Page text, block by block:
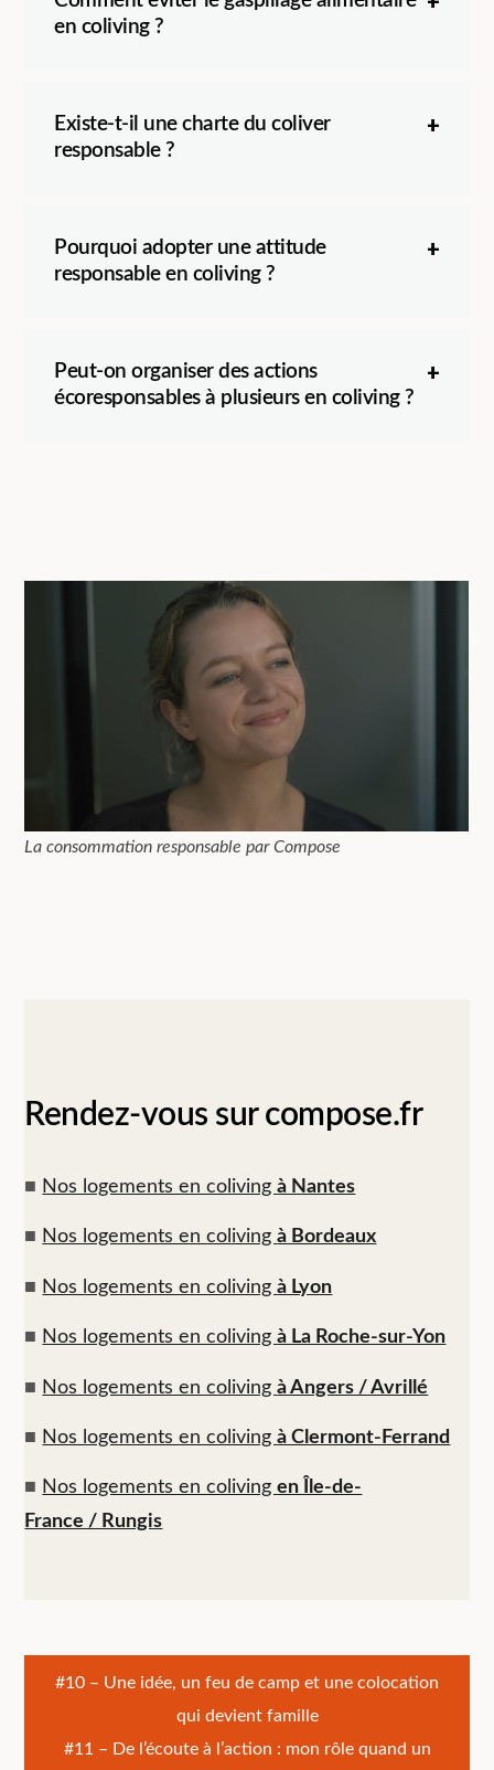
en coliving ?
Existe-t-il une charte du coliver
responsable ?
Pourquoi adopter une attitude
responsable en coliving ?
Peut-on organiser des actions
écoresponsables à plusieurs en coliving ?
La consommation responsable par Compose
Rendez-vous sur compose.fr
■ Nos logements en colivingà Nantes
■ Nos logements en colivingà Bordeaux
■ Nos logements en colivingà Lyon
■ Nos logements en colivingà La Roche-sur-Yon
■ Nos logements en colivingà Angers / Avrillé
■ Nos logements en colivingà Clermont-Ferrand
■ Nos logements en colivingen Île-de-
France / Rungis
Navigation
de
#10 – Une idée, un feu de camp et une colocation
qui devient famille
#11 – De l’écoute à l’action : mon rôle quand un